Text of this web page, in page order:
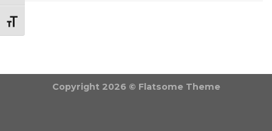
BETŰMÉRET VÁLTÁSA
Copyright 2026 © Flatsome Theme